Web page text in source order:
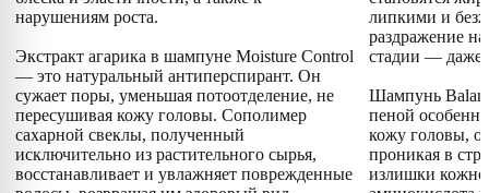
нарушениям роста.
Экстракт агарика в шампуне Moisture Control
— это натуральный антиперспирант. Он
сужает поры, уменьшая потоотделение, не
пересушивая кожу головы. Сополимер
сахарной свеклы, полученный
исключительно из растительного сырья,
восстанавливает и увлажняет поврежденные
липкими и
раздражение
стадии — даже
Шампунь
пеной
кожу головы,
проникая в
излишки